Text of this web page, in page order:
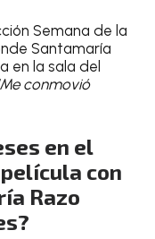
Semana de la
Santamaría
en la sala del
conmovió
en el
con
Razo